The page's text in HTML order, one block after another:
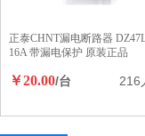
正泰CHNT漏电断路器
16A 带漏电保护 原装正品
￥20.00/台 216